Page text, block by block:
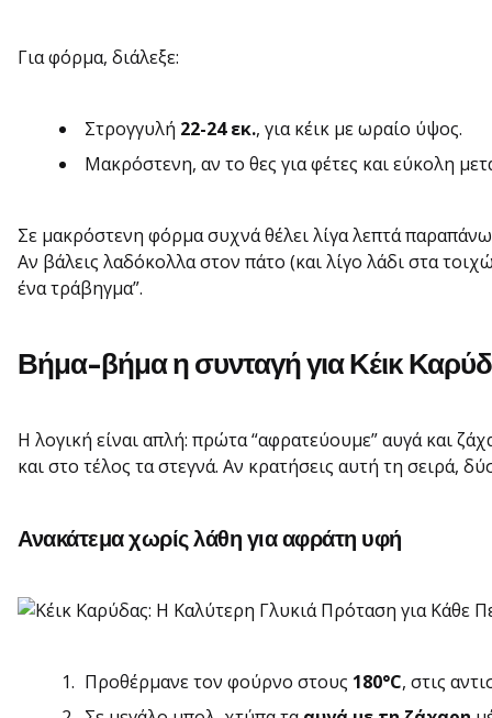
Για φόρμα, διάλεξε:
Στρογγυλή 22-24 εκ., για κέικ με ωραίο ύψος.
Μακρόστενη, αν το θες για φέτες και εύκολη
Σε μακρόστενη φόρμα συχνά θέλει λίγα λεπτά
Αν βάλεις λαδόκολλα στον πάτο (και λίγο λάδι στα
ένα τράβηγμα”.
Βήμα-βήμα η συνταγή για Κέικ
Η λογική είναι απλή: πρώτα “αφρατεύουμε” αυγά και
και στο τέλος τα στεγνά. Αν κρατήσεις αυτή τη σειρά,
Ανακάτεμα χωρίς λάθη για αφράτη υφή
Προθέρμανε τον φούρνο στους 180°C, στις